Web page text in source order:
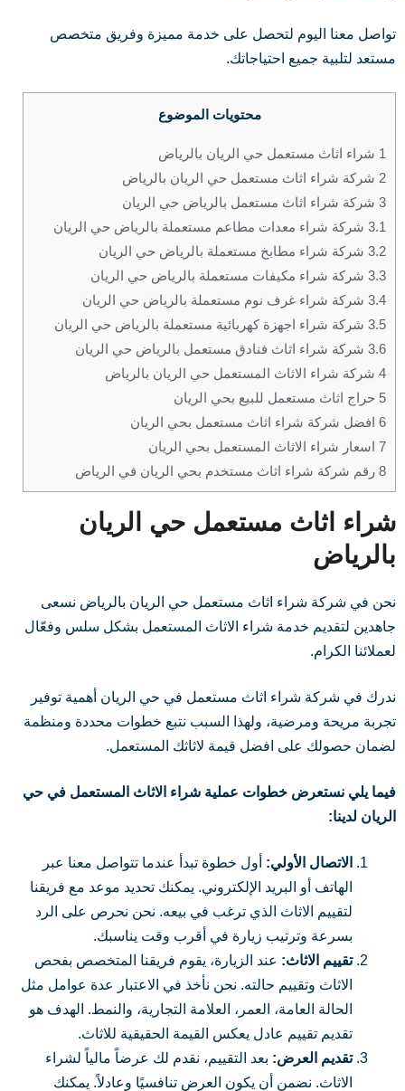
تواصل معنا اليوم لتحصل على خدمة مميزة وفريق متخصص
مستعد لتلبية جميع احتياجاتك.
محتويات الموضوع
1شراء اثاث مستعمل حي الريان بالرياض
2شركة شراء اثاث مستعمل حي الريان بالرياض
3شركة شراء اثاث مستعمل بالرياض حي الريان
3.1شركة شراء معدات مطاعم مستعملة بالرياض حي الريان
3.2شركة شراء مطابخ مستعملة بالرياض حي الريان
3.3شركة شراء مكيفات مستعملة بالرياض حي الريان
3.4شركة شراء غرف نوم مستعملة بالرياض حي الريان
3.5شركة شراء اجهزة كهربائية مستعملة بالرياض حي الريان
3.6شركة شراء اثاث فنادق مستعمل بالرياض حي الريان
4شركة شراء الاثاث المستعمل حي الريان بالرياض
5حراج اثاث مستعمل للبيع بحي الريان
6افضل شركة شراء اثاث مستعمل بحي الريان
7اسعار شراء الاثاث المستعمل بحي الريان
8رقم شركة شراء اثاث مستخدم بحي الريان في الرياض
شراء اثاث مستعمل حي الريان
بالرياض
نحن في شركة شراء اثاث مستعمل حي الريان بالرياض نسعى
جاهدين لتقديم خدمة شراء الاثاث المستعمل بشكل سلس وفعّال
لعملائنا الكرام.
ندرك في شركة شراء اثاث مستعمل في حي الريان أهمية توفير
تجربة مريحة ومرضية، ولهذا السبب نتبع خطوات محددة ومنظمة
لضمان حصولك على افضل قيمة لاثاثك المستعمل.
فيما يلي نستعرض خطوات عملية شراء الاثاث المستعمل في حي
الريان لدينا:
الاتصال الأولي:أول خطوة تبدأ عندما تتواصل معنا عبر
الهاتف أو البريد الإلكتروني. يمكنك تحديد موعد مع فريقنا
لتقييم الاثاث الذي ترغب في بيعه. نحن نحرص على الرد
بسرعة وترتيب زيارة في أقرب وقت يناسبك.
تقييم الاثاث:عند الزيارة، يقوم فريقنا المتخصص بفحص
الاثاث وتقييم حالته. نحن نأخذ في الاعتبار عدة عوامل مثل
الحالة العامة، العمر، العلامة التجارية، والنمط. الهدف هو
تقديم تقييم عادل يعكس القيمة الحقيقية للاثاث.
تقديم العرض:بعد التقييم، نقدم لك عرضاً مالياً لشراء
الاثاث. نضمن أن يكون العرض تنافسيًا وعادلاً. يمكنك